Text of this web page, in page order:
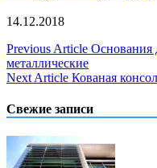
14.12.2018
Навигация
по
Previous Article Основания
металлические
Next Article Кованая
Свежие записи